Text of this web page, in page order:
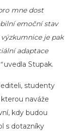
mne dost
emoční stav
je pak
adaptace
uvedla Stupak.
studenty
naváže
kdy budou
s dotazníky